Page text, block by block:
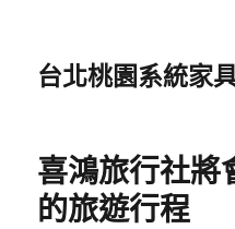
台北桃園系統家
喜鴻旅行社將
的旅遊行程